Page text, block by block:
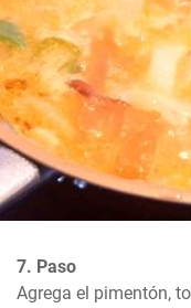
7. Paso
Agrega el pimentón,